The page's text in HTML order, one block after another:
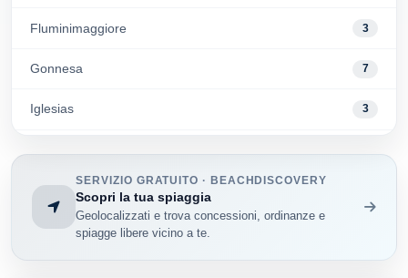
Fluminimaggiore 3
Gonnesa 7
Iglesias 3
Portoscuso
Sant'Anna Arresi
SERVIZIO GRATUITO · BEACHDISCOVERY
Scopri la tua spiaggia
Geolocalizzati e trova concessioni, ordinanze e
spiagge libere vicino a te.